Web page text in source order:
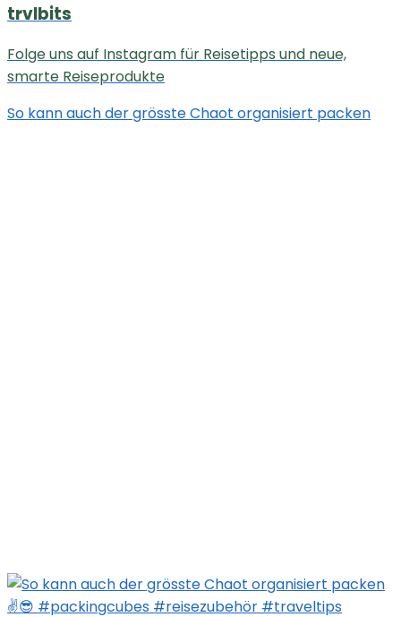
trvlbits
Folge uns auf Instagram für Reisetipps und neue,
smarte Reiseprodukte
So kann auch der grösste Chaot organisiert packen